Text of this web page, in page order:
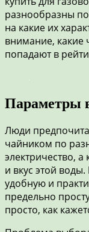
разнообразны
на какие их
внимание, какие
попадают в
Параметры
Люди
чайником по
электричество,
и вкус этой
удобную и
предельно
просто, как